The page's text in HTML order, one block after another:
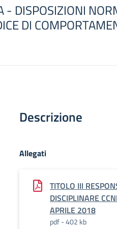
- DISPOSIZIONI
DI
Descrizione
Allegati
TITOLO III
DISCIPLINARE
APRILE 2018
pdf - 402 kb